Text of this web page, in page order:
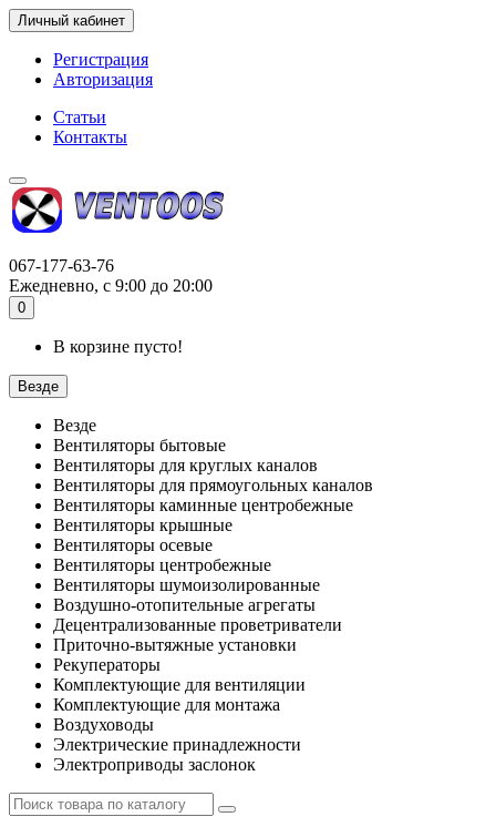
Личный кабинет
Регистрация
Авторизация
Статьи
Контакты
067-177-63-76
Ежедневно, с 9:00 до 20:00
0
В корзине пусто!
Везде
Везде
Вентиляторы бытовые
Вентиляторы для круглых каналов
Вентиляторы для прямоугольных каналов
Вентиляторы каминные центробежные
Вентиляторы крышные
Вентиляторы осевые
Вентиляторы центробежные
Вентиляторы шумоизолированные
Воздушно-отопительные агрегаты
Децентрализованные проветриватели
Приточно-вытяжные установки
Рекуператоры
Комплектующие для вентиляции
Комплектующие для монтажа
Воздуховоды
Электрические принадлежности
Электроприводы заслонок